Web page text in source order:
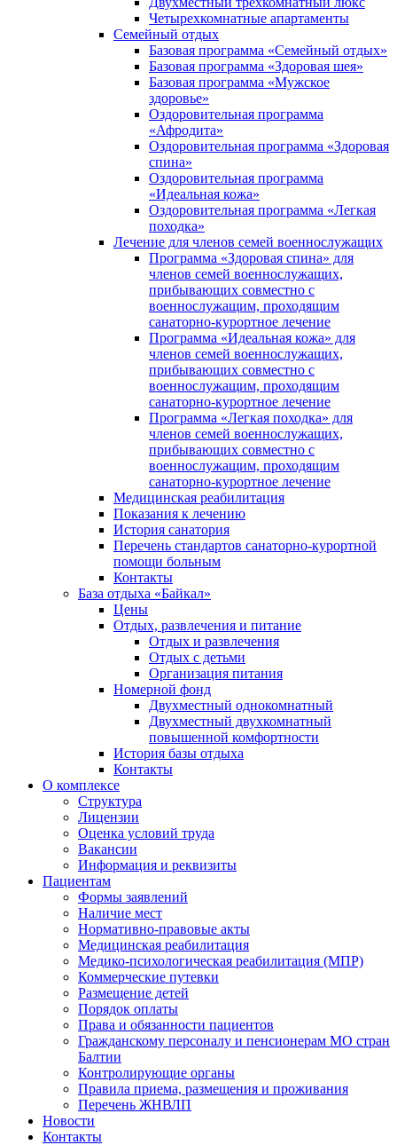
Четырехкомнатные апартаменты
Семейный отдых
Базовая программа «Семейный отдых»
Базовая программа «Здоровая шея»
Базовая программа «Мужское
здоровье»
Оздоровительная программа
«Афродита»
Оздоровительная программа «Здоровая
спина»
Оздоровительная программа
«Идеальная кожа»
Оздоровительная программа «Легкая
походка»
Лечение для членов семей военнослужащих
Программа «Здоровая спина» для
членов семей военнослужащих,
прибывающих совместно с
военнослужащим, проходящим
санаторно-курортное лечение
Программа «Идеальная кожа» для
членов семей военнослужащих,
прибывающих совместно с
военнослужащим, проходящим
санаторно-курортное лечение
Программа «Легкая походка» для
членов семей военнослужащих,
прибывающих совместно с
военнослужащим, проходящим
санаторно-курортное лечение
Медицинская реабилитация
Показания к лечению
История санатория
Перечень стандартов санаторно-курортной
помощи больным
Контакты
База отдыха «Байкал»
Цены
Отдых, развлечения и питание
Отдых и развлечения
Отдых с детьми
Организация питания
Номерной фонд
Двухместный однокомнатный
Двухместный двухкомнатный
повышенной комфортности
История базы отдыха
Контакты
О комплексе
Структура
Лицензии
Оценка условий труда
Вакансии
Информация и реквизиты
Пациентам
Формы заявлений
Наличие мест
Нормативно-правовые акты
Медицинская реабилитация
Медико-психологическая реабилитация (МПР)
Коммерческие путевки
Размещение детей
Порядок оплаты
Права и обязанности пациентов
Гражданскому персоналу и пенсионерам МО стран
Балтии
Контролирующие органы
Правила приема, размещения и проживания
Перечень ЖНВЛП
Новости
Контакты